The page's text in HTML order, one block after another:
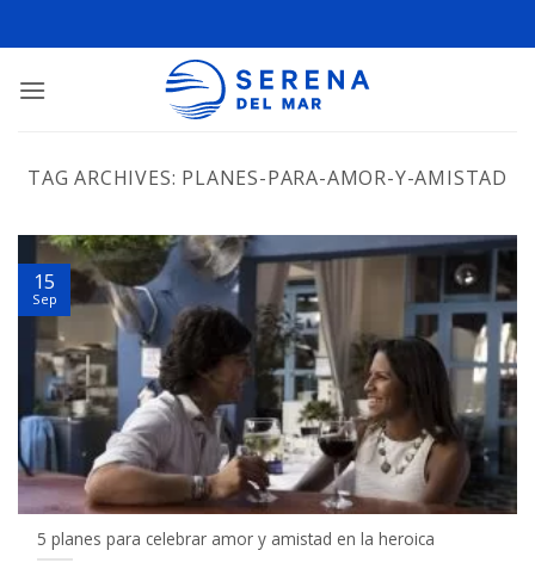
TAG ARCHIVES: PLANES-PARA-AMOR-Y-AMISTAD
5 planes para celebrar amor y amistad en la heroica
15
Sep